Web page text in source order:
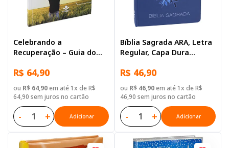
Celebrando a
Recuperação – Guia do
R$ 64,90
ou R$ 64,90em até 1x de R$
64,90 sem juros no cartão
- + Adicionar
Bíblia Sagrada ARA, Letra
Regular, Capa Dura
R$ 46,90
ou R$ 46,90em até 1x de R$
46,90 sem juros no cartão
- + Adicionar